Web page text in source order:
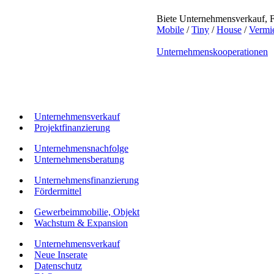
Biete Unternehmensverkauf,
Mobile /Tiny /House /
Unternehmenskooperationen
Unternehmensverkauf
Projektfinanzierung
Unternehmensnachfolge
Unternehmensberatung
Unternehmensfinanzierung
Fördermittel
Gewerbeimmobilie, Objekt
Wachstum & Expansion
Unternehmensverkauf
Neue Inserate
Datenschutz